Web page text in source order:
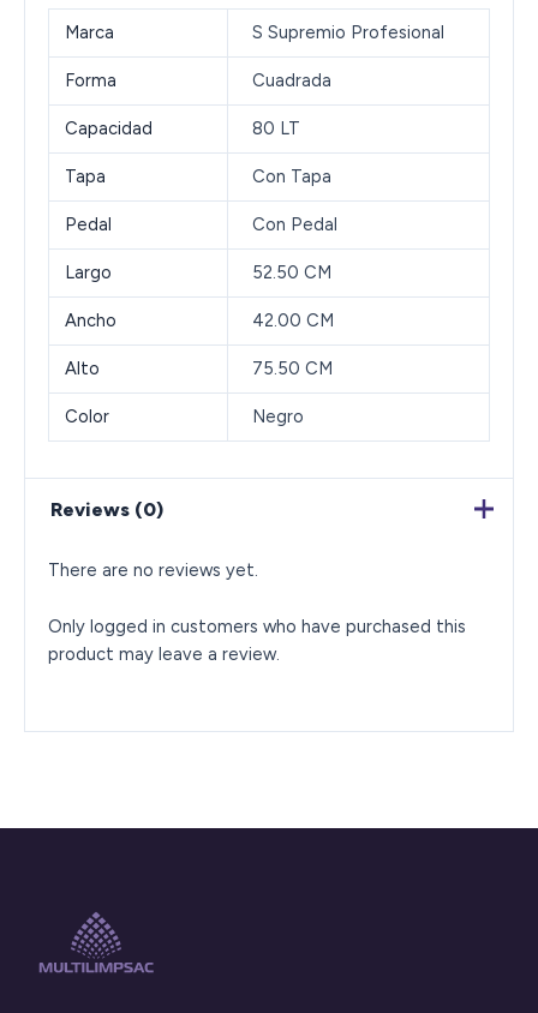
Marca S Supremio Profesional
Forma Cuadrada
Capacidad 80 LT
Tapa Con Tapa
Pedal Con Pedal
Largo 52.50 CM
Ancho 42.00 CM
Alto 75.50 CM
Color Negro
Reviews (0)
There are no reviews yet.
Only logged in customers who have purchased this
product may leave a review.